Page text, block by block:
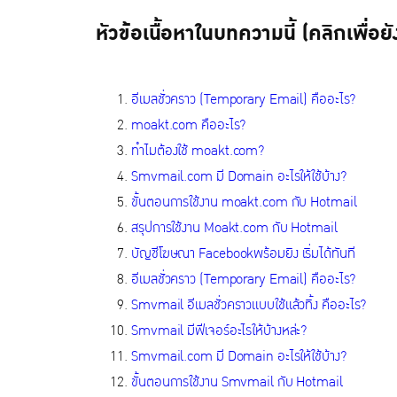
หัวข้อเนื้อหาในบทความนี้ (คลิกเพื่อ
อีเมลชั่วคราว (Temporary Email) คืออะไร?
moakt.com คืออะไร?
ทำไมต้องใช้ moakt.com?
Smvmail.com มี Domain อะไรให้ใช้บ้าง?
ขั้นตอนการใช้งาน moakt.com กับ Hotmail
สรุปการใช้งาน Moakt.com กับ Hotmail
บัญชีโฆษณา Facebookพร้อมยิง เริ่มได้ทันที
อีเมลชั่วคราว (Temporary Email) คืออะไร?
Smvmail อีเมลชั่วคราวแบบใช้แล้วทิ้ง คืออะไร?
Smvmail มีฟีเจอร์อะไรให้บ้างหล่ะ?
Smvmail.com มี Domain อะไรให้ใช้บ้าง?
ขั้นตอนการใช้งาน Smvmail กับ Hotmail